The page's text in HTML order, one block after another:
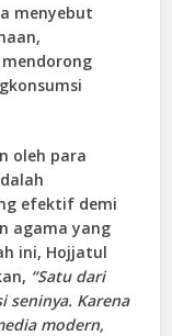
menyebut
oleh para
efektif demi
agama yang
ini, Hojjatul
“Satu dari
seninya. Karena
modern,